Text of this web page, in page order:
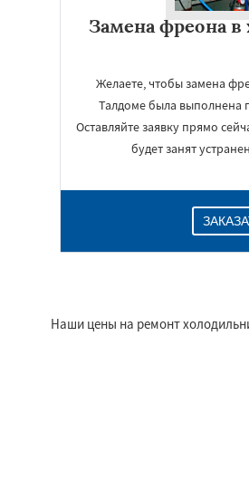
Замена фреона в
Желаете, чтобы замена
Талдоме была выполнена
Оставляйте заявку прямо
будет занят
Наши цены на ремонт